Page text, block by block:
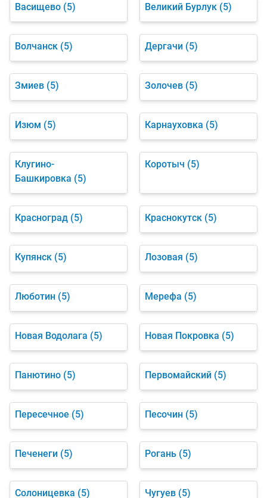
Васищево (5) Великий Бурлук (5)
Волчанск (5) Дергачи (5)
Змиев (5) Золочев (5)
Изюм (5) Карнауховка (5)
Клугино-
Башкировка (5)
Коротыч (5)
Красноград (5) Краснокутск (5)
Купянск (5) Лозовая (5)
Люботин (5) Мерефа (5)
Новая Водолага (5) Новая Покровка (5)
Панютино (5) Первомайский (5)
Пересечное (5) Песочин (5)
Печенеги (5) Рогань (5)
Солоницевка (5) Чугуев (5)